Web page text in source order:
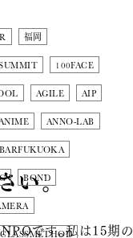
福岡
100FACE
AGILE AIP
ANNO-LAB
BOND
CLASSMETHOD
い。
です。私は15期の